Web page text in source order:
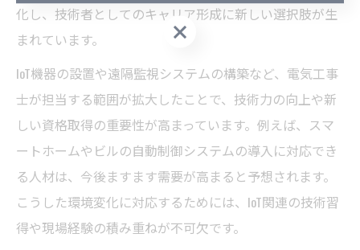
化し、技術者としてのキャリア形成に新しい選択肢が生
まれています。
IoT機器の設置や遠隔監視システムの構築など、電気工事
士が担当する範囲が拡大したことで、技術力の向上や新
しい資格取得の重要性が高まっています。例えば、スマ
ートホームやビルの自動制御システムの導入に対応でき
る人材は、今後ますます需要が高まると予想されます。
こうした環境変化に対応するためには、IoT関連の技術習
得や現場経験の積み重ねが不可欠です。
無料相談・お見積りはこちら